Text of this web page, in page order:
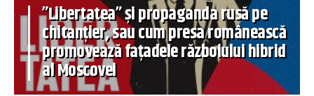
”Libertatea” și propaganda rusă pe
chitanțier, sau cum presa românească
promovează fațadele războiului hibrid
al Moscovei